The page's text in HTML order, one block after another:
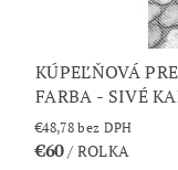
KÚPEĽŇOVÁ
FARBA - SIVÉ
€48,78 bez DPH
€60/ ROLKA